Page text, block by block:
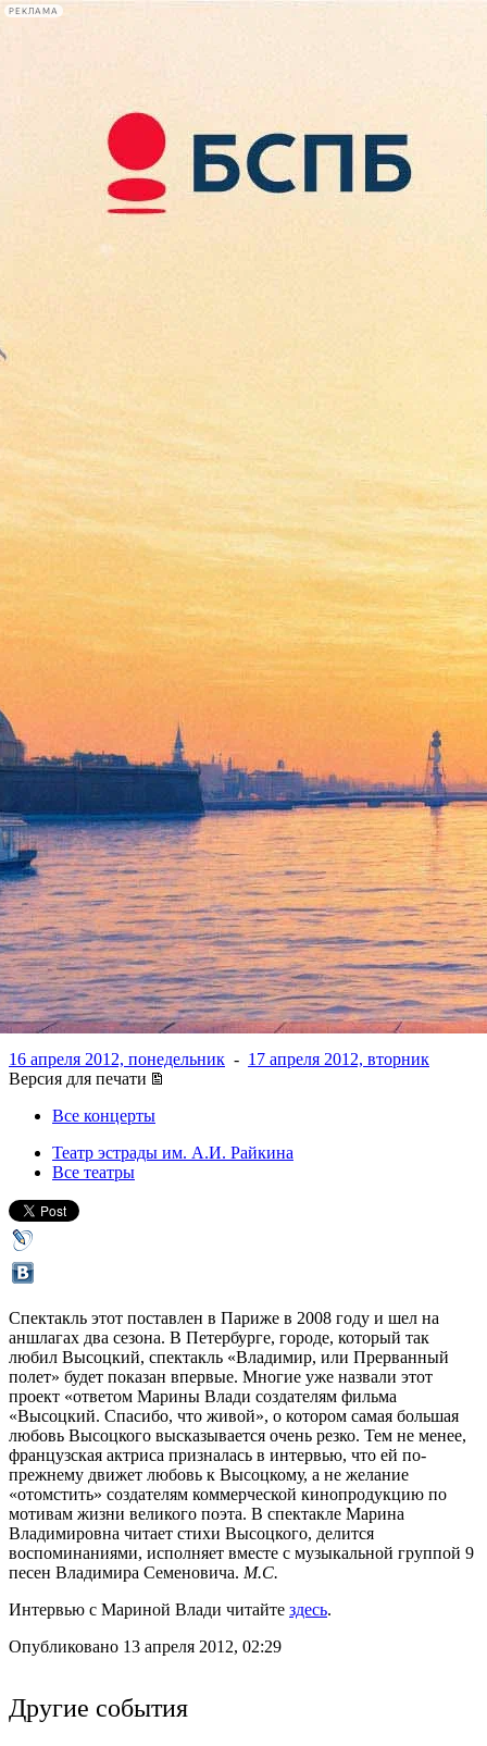
РЕКЛАМА
Сегодня:
2026.08.08
04:04
Афиша Plus
Марина Влади впервые в
Петербурге в спектакле
«Владимир, или Прерванный
полет»
16 апреля 2012, понедельник - 17 апреля 2012, вторник
Версия для печати
Все концерты
Театр эстрады им. А.И. Райкина
Все театры
Спектакль этот поставлен в Париже в 2008 году и шел на
аншлагах два сезона. В Петербурге, городе, который так
любил Высоцкий, спектакль «Владимир, или Прерванный
полет» будет показан впервые. Многие уже назвали этот
проект «ответом Марины Влади создателям фильма
«Высоцкий. Спасибо, что живой», о котором самая большая
любовь Высоцкого высказывается очень резко. Тем не менее,
французская актриса призналась в интервью, что ей по-
прежнему движет любовь к Высоцкому, а не желание
«отомстить» создателям коммерческой кинопродукцию по
мотивам жизни великого поэта. В спектакле Марина
Владимировна читает стихи Высоцкого, делится
воспоминаниями, исполняет вместе с музыкальной группой 9
песен Владимира Семеновича. М.С.
Интервью с Мариной Влади читайте здесь.
Опубликовано 13 апреля 2012, 02:29
Другие события